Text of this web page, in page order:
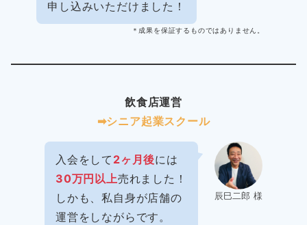
申し込みいただけました！
＊成果を保証するものではありません。
飲食店運営
➡︎シニア起業スクール
辰巳二郎 様
入会をして 2ヶ月後には
30万円以上売れました！
しかも、私自身が店舗の
運営をしながらです。